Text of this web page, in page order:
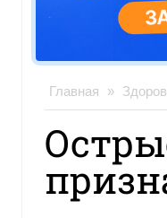
Главная »